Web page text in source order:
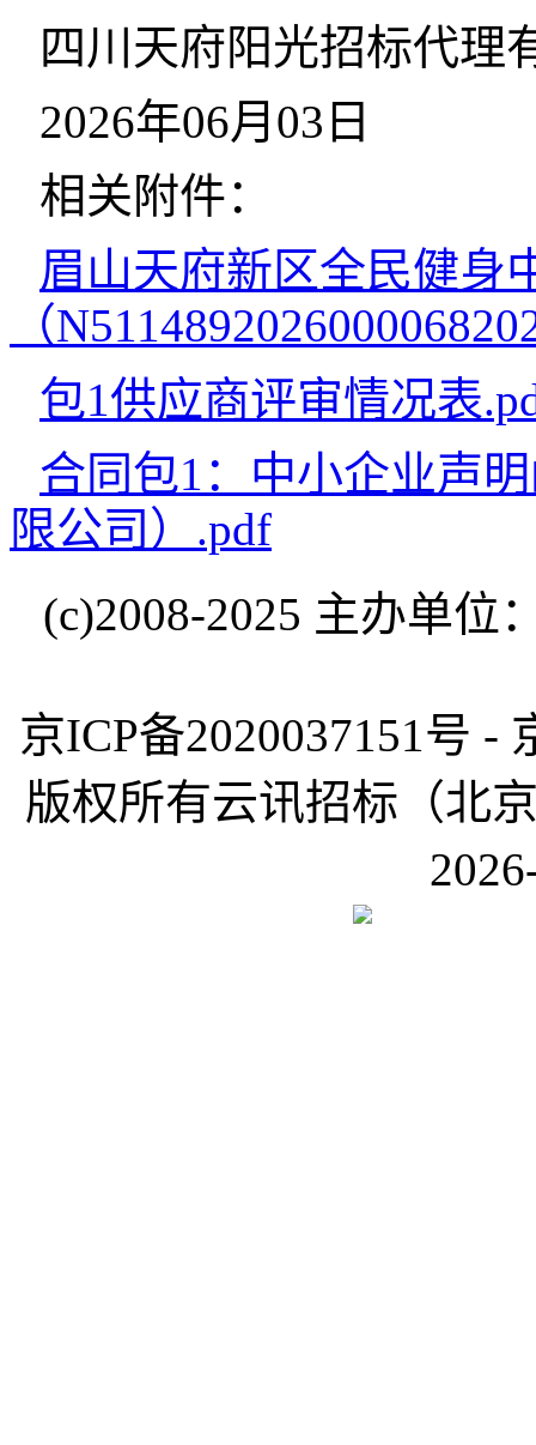
四川天府阳光招标代理
2026年06月03日
相关附件：
眉山天府新区全民健身
（
包1供应商评审情况表
合同包1：中小企业声
限公司）.pdf
(c)2008-2025 主办单
京ICP备2020037151号 -
版权所有云讯招标（北